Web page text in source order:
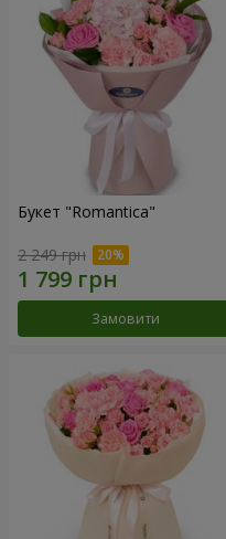
Букет "Romantica"
2 249 грн
Замовити